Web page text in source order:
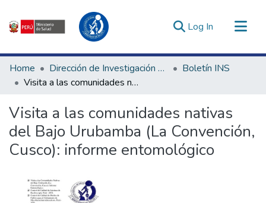
Log In (current)
Communities & Collections
All of DSpace
Estadísticas Externas
Enlaces de interés ▾
Home Dirección de Investigación e Innovación en Salud
Boletín INS
Visita a las comunidades nativas del Bajo Urubamba (La Convención, Cusco): informe entomológico
Visita a las comunidades nativas
del Bajo Urubamba (La Convención,
Cusco): informe entomológico